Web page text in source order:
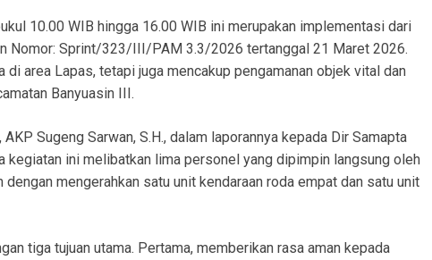
10.00 WIB hingga 16.00 WIB ini merupakan implementasi dari
Nomor: Sprint/323/III/PAM 3.3/2026 tertanggal 21 Maret 2026.
area Lapas, tetapi juga mencakup pengamanan objek vital dan
Banyuasin III.
Sugeng Sarwan, S.H., dalam laporannya kepada Dir Samapta
kegiatan ini melibatkan lima personel yang dipimpin langsung oleh
dengan mengerahkan satu unit kendaraan roda empat dan satu unit
tiga tujuan utama. Pertama, memberikan rasa aman kepada